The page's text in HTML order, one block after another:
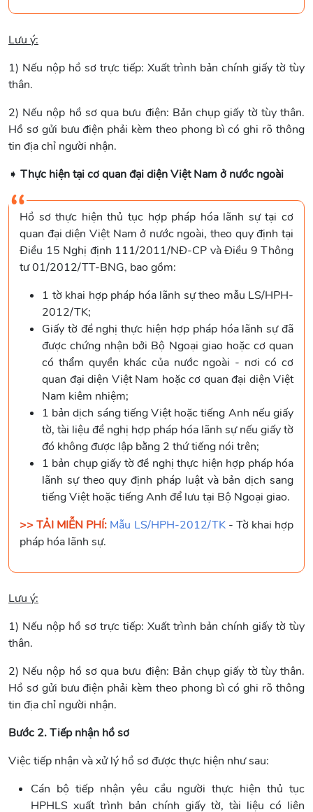
Lưu ý:
1) Nếu nộp hồ sơ trực tiếp: Xuất trình bản chính giấy tờ tùy
thân.
2) Nếu nộp hồ sơ qua bưu điện: Bản chụp giấy tờ tùy thân.
Hồ sơ gửi bưu điện phải kèm theo phong bì có ghi rõ thông
tin địa chỉ người nhận.
➧ Thực hiện tại cơ quan đại diện Việt Nam ở nước ngoài
Hồ sơ thực hiện thủ tục hợp pháp hóa lãnh sự tại cơ
quan đại diện Việt Nam ở nước ngoài, theo quy định tại
Điều 15 Nghị định 111/2011/NĐ-CP và Điều 9 Thông
tư 01/2012/TT-BNG, bao gồm:
1 tờ khai hợp pháp hóa lãnh sự theo mẫu LS/HPH-
2012/TK;
Giấy tờ đề nghị thực hiện hợp pháp hóa lãnh sự đã
được chứng nhận bởi Bộ Ngoại giao hoặc cơ quan
có thẩm quyền khác của nước ngoài - nơi có cơ
quan đại diện Việt Nam hoặc cơ quan đại diện Việt
Nam kiêm nhiệm;
1 bản dịch sáng tiếng Việt hoặc tiếng Anh nếu giấy
tờ, tài liệu đề nghị hợp pháp hóa lãnh sự nếu giấy tờ
đó không được lập bằng 2 thứ tiếng nói trên;
1 bản chụp giấy tờ đề nghị thực hiện hợp pháp hóa
lãnh sự theo quy định pháp luật và bản dịch sang
tiếng Việt hoặc tiếng Anh để lưu tại Bộ Ngoại giao.
>> TẢI MIỄN PHÍ: Mẫu LS/HPH-2012/TK- Tờ khai hợp
pháp hóa lãnh sự.
Lưu ý:
1) Nếu nộp hồ sơ trực tiếp: Xuất trình bản chính giấy tờ tùy
thân.
2) Nếu nộp hồ sơ qua bưu điện: Bản chụp giấy tờ tùy thân.
Hồ sơ gửi bưu điện phải kèm theo phong bì có ghi rõ thông
tin địa chỉ người nhận.
Bước 2. Tiếp nhận hồ sơ
Việc tiếp nhận và xử lý hồ sơ được thực hiện như sau:
Cán bộ tiếp nhận yêu cầu người thực hiện thủ tục
HPHLS xuất trình bản chính giấy tờ, tài liệu có liên